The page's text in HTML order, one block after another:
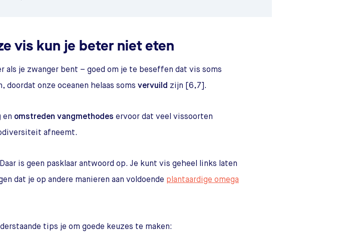
vis kun je beter niet eten
als je zwanger bent – goed om je te beseffen dat vis soms
onze oceanen helaas soms vervuild zijn [6,7].
en omstreden vangmethodes ervoor dat veel vissoorten
afneemt.
Daar is geen pasklaar antwoord op. Je kunt vis geheel links laten
dat je op andere manieren aan voldoende plantaardige omega
tips je om goede keuzes te maken: